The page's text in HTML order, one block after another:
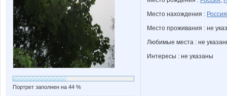
Портрет заполнен на 44 %
Место нахождения : Россия
Место проживания : не
Любимые места : не
Интересы : не указаны